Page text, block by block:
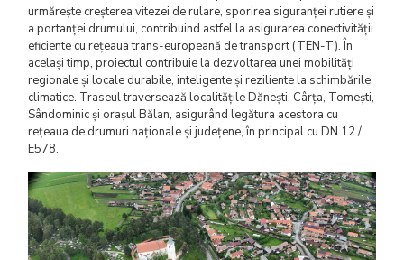
urmărește creșterea vitezei de rulare, sporirea siguranței rutiere și
a portanței drumului, contribuind astfel la asigurarea conectivității
eficiente cu rețeaua trans-europeană de transport (TEN-T). În
același timp, proiectul contribuie la dezvoltarea unei mobilități
regionale și locale durabile, inteligente și reziliente la schimbările
climatice. Traseul traversează localitățile Dănești, Cârța, Tomești,
Sândominic și orașul Bălan, asigurând legătura acestora cu
rețeaua de drumuri naționale și județene, în principal cu DN 12 /
E578.